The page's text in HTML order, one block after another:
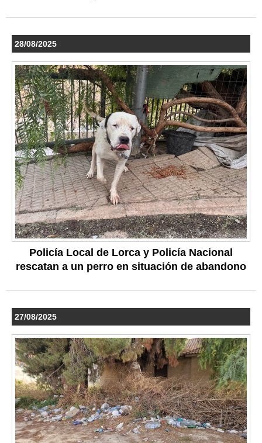
28/08/2025
Policía Local de Lorca y Policía Nacional
rescatan a un perro en situación de abandono
27/08/2025